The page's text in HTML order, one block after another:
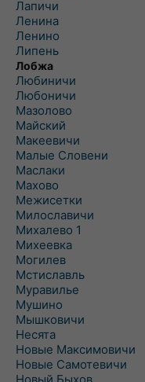
Лапичи
Ленина
Ленино
Липень
Лобжа
Любиничи
Любоничи
Мазолово
Майский
Макеевичи
Малые Словени
Маслаки
Махово
Межисетки
Милославичи
Михалево 1
Михеевка
Могилев
Мстиславль
Муравилье
Мушино
Мышковичи
Несята
Новые Максимовичи
Новые Самотевичи